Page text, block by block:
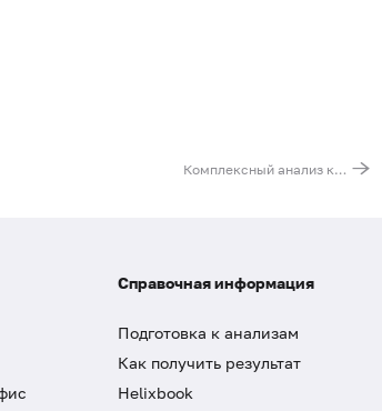
Комплексный анализ клеща на энцефалит и боррелиоз (болезнь Лайма)
Справочная информация
Подготовка к анализам
Как получить результат
Helixbook